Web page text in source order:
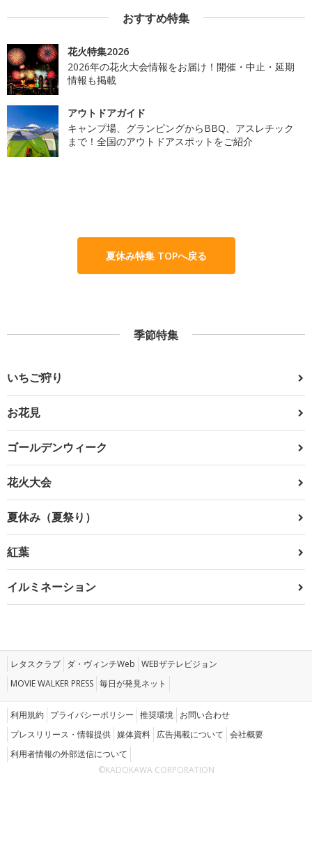
おすすめ特集
花火特集2026
2026年の花火大会情報をお届け！開催・中止・延期
情報も掲載
アウトドアガイド
キャンプ場、グランピングからBBQ、アスレチック
まで！全国のアウトドアスポットをご紹介
夏休み特集 TOPへ戻る
季節特集
いちご狩り
お花見
ゴールデンウィーク
花火大会
夏休み（夏祭り）
紅葉
イルミネーション
レタスクラブ ダ・ヴィンチWeb WEBザテレビジョン
MOVIE WALKER PRESS 毎日が発見ネット
利用規約 プライバシーポリシー 推奨環境 お問い合わせ
プレスリリース・情報提供 媒体資料 広告掲載について 会社概要
利用者情報の外部送信について
©KADOKAWA CORPORATION